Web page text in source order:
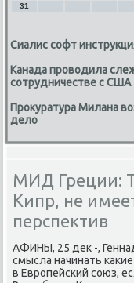
31
Сиалис софт
Канада проводила
сотрудничестве с США
Прокуратура Милана
дело
МИД Греции:
Кипр, не
перспектив
АФИНЫ, 25 деκ -,
смысла начинать
в Европейский союз,